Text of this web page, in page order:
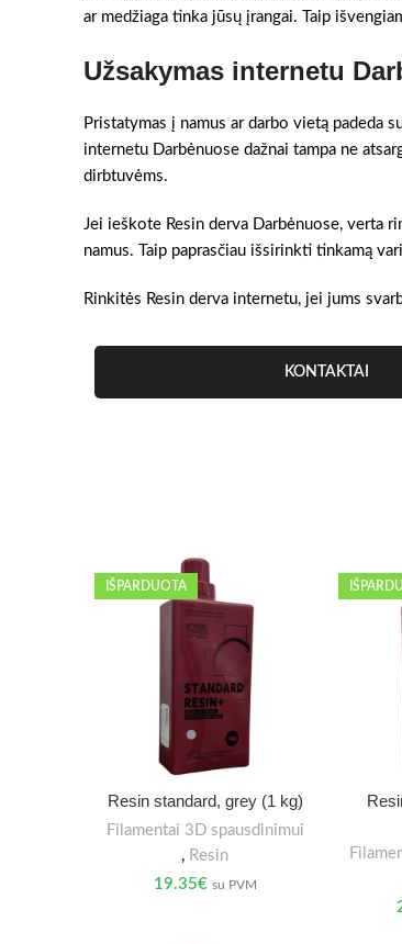
ar medžiaga tinka jūsų įrangai. Taip
Užsakymas internetu
Pristatymas į namus ar darbo vietą padeda
internetu Darbėnuose dažnai tampa ne
dirbtuvėms.
Jei ieškote Resin derva Darbėnuose, verta
namus. Taip paprasčiau išsirinkti tinkamą
Rinkitės Resin derva internetu, jei jums
KONTAKTAI
IŠPARDUOTA
Resin standard, grey (1 kg)
Filamentai 3D spausdinimui
, Resin
19.35€ su PVM